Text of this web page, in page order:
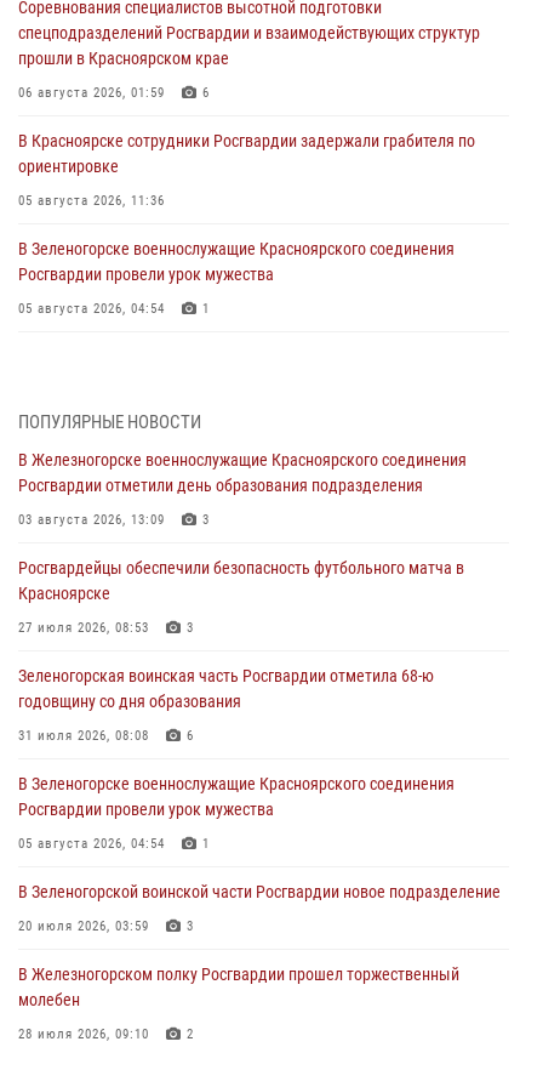
Соревнования специалистов высотной подготовки
спецподразделений Росгвардии и взаимодействующих структур
прошли в Красноярском крае
06 августа 2026, 01:59 6
В Красноярске сотрудники Росгвардии задержали грабителя по
ориентировке
05 августа 2026, 11:36
В Зеленогорске военнослужащие Красноярского соединения
Росгвардии провели урок мужества
05 августа 2026, 04:54 1
05 августа 2026, 04:52 1
В Красноярске сотрудники вневедомственной охраны Росгвардии
задержали подозреваемого в серии краж из гипермаркета
04 августа 2026, 09:57
Сотрудники Росгвардии обеспечили общественный порядок во
время проведения экстремального заплыва в Дудинке
04 августа 2026, 08:36
В Красноярске сотрудники Росгвардии задержали подозреваемого
в серии краж из супермаркета
04 августа 2026, 06:50
Военнослужащие Красноярского соединения Росгвардии
познакомили отдыхающих детей с тонкостями РХБ защиты
03 августа 2026, 13:12 2
ПОПУЛЯРНЫЕ НОВОСТИ
В Железногорске военнослужащие Красноярского соединения
Росгвардии отметили день образования подразделения
03 августа 2026, 13:09 3
Росгвардейцы обеспечили безопасность футбольного матча в
Красноярске
27 июля 2026, 08:53 3
Зеленогорская воинская часть Росгвардии отметила 68-ю
годовщину со дня образования
31 июля 2026, 08:08 6
В Зеленогорске военнослужащие Красноярского соединения
Росгвардии провели урок мужества
05 августа 2026, 04:54 1
В Зеленогорской воинской части Росгвардии новое подразделение
20 июля 2026, 03:59 3
В Железногорском полку Росгвардии прошел торжественный
молебен
28 июля 2026, 09:10 2